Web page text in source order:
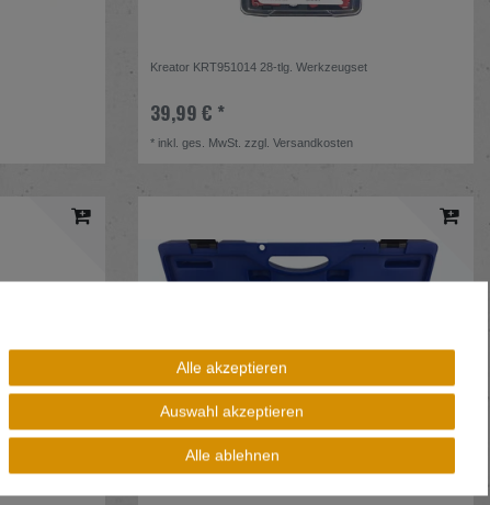
Kreator KRT951014 28-tlg. Werkzeugset
39,99 € *
* inkl. ges. MwSt. zzgl.Versandkosten
Alle akzeptieren
Auswahl akzeptieren
Alle ablehnen